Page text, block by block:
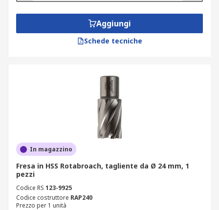
Aggiungi
Schede tecniche
In magazzino
Fresa in HSS Rotabroach, tagliente da Ø 24 mm, 1
pezzi
Codice RS 123-9925
Codice costruttore RAP240
Prezzo per 1 unità